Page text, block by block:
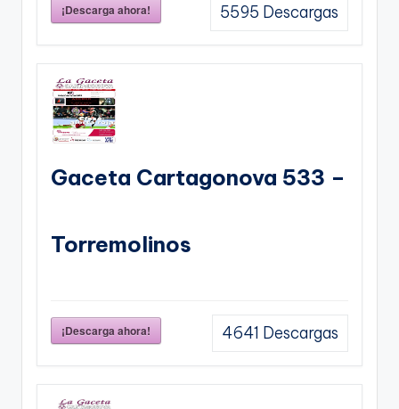
¡Descarga ahora! 5595 Descargas
Gaceta Cartagonova 533 –
Torremolinos
¡Descarga ahora! 4641 Descargas